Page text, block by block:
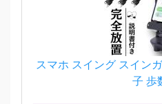
スマホ スイング スイン
子 歩